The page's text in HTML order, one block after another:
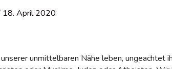
18. April 2020
unmittelbaren Nähe leben, ungeachtet